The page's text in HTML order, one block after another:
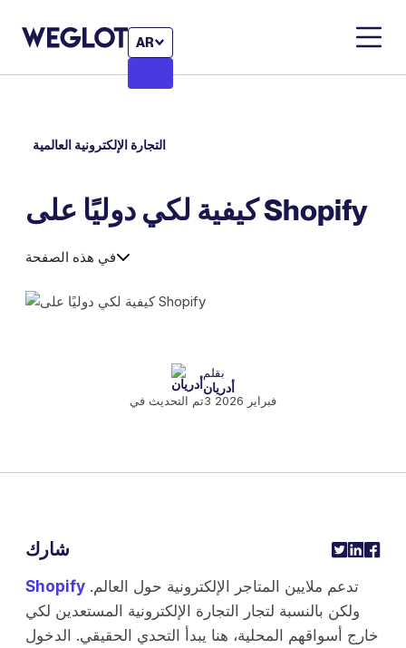
AR
التجارة الإلكترونية العالمية
كيفية لكي دوليًا على Shopify
في هذه الصفحة
بقلم
أدريان
تم التحديث في
3 فبراير 2026
Shopify
ولكن بالنسبة لتجار التجارة الإلكترونية المستعدين لكي
خارج أسواقهم المحلية، هنا يبدأ التحدي الحقيقي. الدخول
شارك